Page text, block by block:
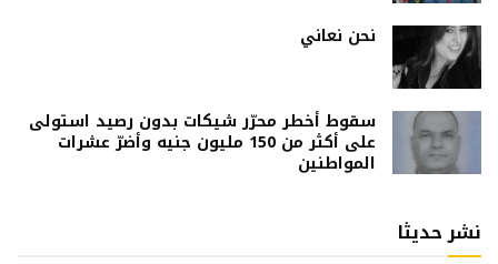
نحن نعاني
سقوط أخطر محرّر شيكات بدون رصيد استولى
على أكثر من 150 مليون جنيه وأضرّ عشرات
المواطنين
نشر حديثا